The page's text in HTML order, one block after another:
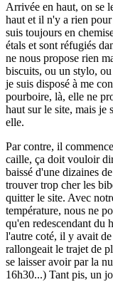
Arrivée en haut, on se
haut et il n'y a rien
suis toujours en
étals et sont réfugiés
ne nous propose rien
biscuits, ou un stylo,
je suis disposé à me
pourboire, là, elle ne
haut sur le site, mais je
elle.
Par contre, il
caille, ça doit vouloir
baissé d'une dizaines
trouver trop cher les
quitter le site. Avec
température, nous ne
qu'en redescendant du
l'autre coté, il y avait
rallongeait le trajet de
se laisser avoir par la
16h30...) Tant pis, un